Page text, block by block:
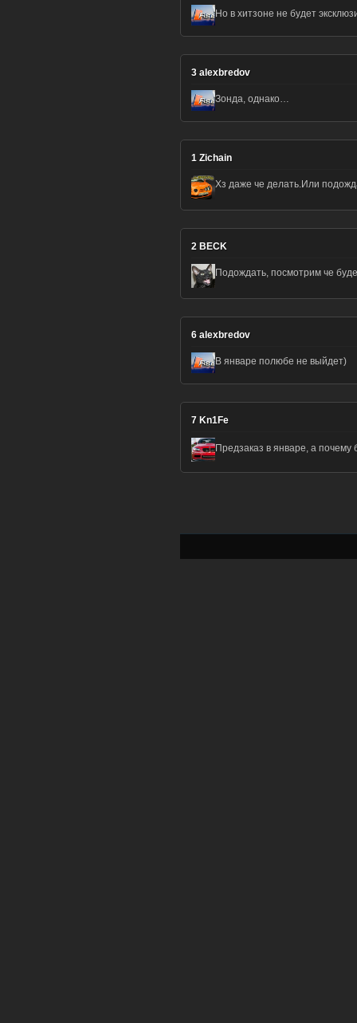
Но в хитзоне не будет
3 alexbredov
Зонда, однако…
1 Zichain
Хз даже че делать.Или
2 BECK
Подождать, посмотрим че
6 alexbredov
В январе полюбе не выйдет)
7 Kn1Fe
Предзаказ в январе, а